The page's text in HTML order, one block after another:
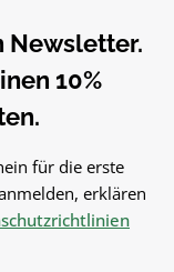
einsetzbarZum
im
WECK-System –
und
Wasser
trocknen lassenJetzt
Newsletter.
10%
für die erste
erklären